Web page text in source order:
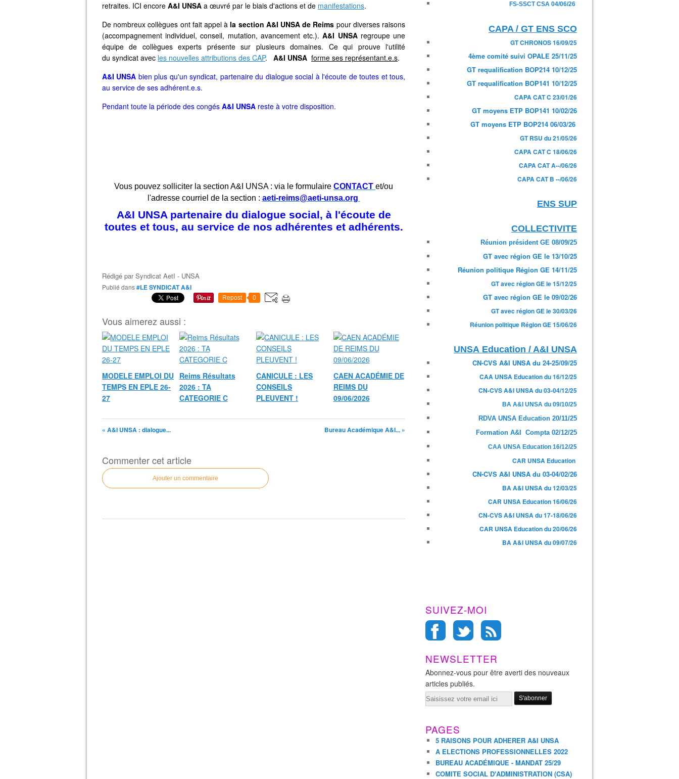
retraites. ICI encore A&I UNSA a œuvré par le biais d'actions et de manifestations.
De nombreux collègues ont fait appel à la section A&I UNSA de Reims pour diverses raisons
(accompagnement individuel, conseil, mutation, avancement etc.).A&I UNSAregroupe une
équipe de collègues experts présente sur plusieurs domaines. Ce qui prouve l'utilité
du syndicat avec les nouvelles attributions des CAP. A&I UNSA forme ses représentant.e.s.
A&I UNSA bien plus qu'un syndicat, partenaire du dialogue social à l'écoute de toutes et tous,
au service de ses adhérent.e.s.
Pendant toute la période des congés A&I UNSA reste à votre disposition.
Vous pouvez solliciter la section A&I UNSA : via le formulaire CONTACT et/ou
l'adresse courriel de la section : aeti-reims@aeti-unsa.org
A&I UNSA partenaire du dialogue social, à l'écoute de
toutes et tous, au service de nos adhérentes et adhérents.
Rédigé parSyndicat AetI - UNSA
Publié dans#LE SYNDICAT A&I
Repost 0
Vous aimerez aussi :
MODELE EMPLOI DU
TEMPS EN EPLE 26-
27
Reims Résultats
2026 : TA
CATEGORIE C
CANICULE : LES
CONSEILS
PLEUVENT !
CAEN ACADÉMIE DE
REIMS DU
09/06/2026
« A&I UNSA : dialogue... Bureau Académique A&I... »
Commenter cet article
Ajouter un commentaire
FS-SSCT CSA 04/06/26
CAPA / GT ENS SCO
GT CHRONOS 16/09/25
4ème comité suivi OPALE 25/11/25
GT requalification BOP214 10/12/25
GT requalification BOP141 10/12/25
CAPA CAT C 23/01/26
GT moyens ETP BOP141 10/02/26
GT moyens ETP BOP214 06/03/26
GT RSU du 21/05/26
CAPA CAT C 18/06/26
CAPA CAT A--/06/26
CAPA CAT B --/06/26
ENS SUP
COLLECTIVITE
Réunion président GE 08/09/25
GT avec région GE le 13/10/25
Réunion politique Région GE 14/11/25
GT avec région GE le 15/12/25
GT avec région GE le 09/02/26
GT avec région GE le 30/03/26
Réunion politique Région GE 15/06/26
UNSA Education / A&I UNSA
CN-CVS A&I UNSA du 24-25/09/25
CAA UNSA Education du 16/12/25
CN-CVS A&I UNSA du 03-04/12/25
BA A&I UNSA du 09/10/25
RDVA UNSA Education 20/11/25
Formation A&I Compta 02/12/25
CAA UNSA Education 16/12/25
CAR UNSA Education
CN-CVS A&I UNSA du 03-04/02/26
BA A&I UNSA du 12/03/25
CAR UNSA Education 16/06/26
CN-CVS A&I UNSA du 17-18/06/26
CAR UNSA Education du 20/06/26
BA A&I UNSA du 09/07/26
SUIVEZ-MOI
NEWSLETTER
Abonnez-vous pour être averti des nouveaux
articles publiés.
Email
PAGES
5 RAISONS POUR ADHERER A&I UNSA
A ELECTIONS PROFESSIONNELLES 2022
BUREAU ACADÉMIQUE - MANDAT 25/29
COMITE SOCIAL D'ADMINISTRATION (CSA)